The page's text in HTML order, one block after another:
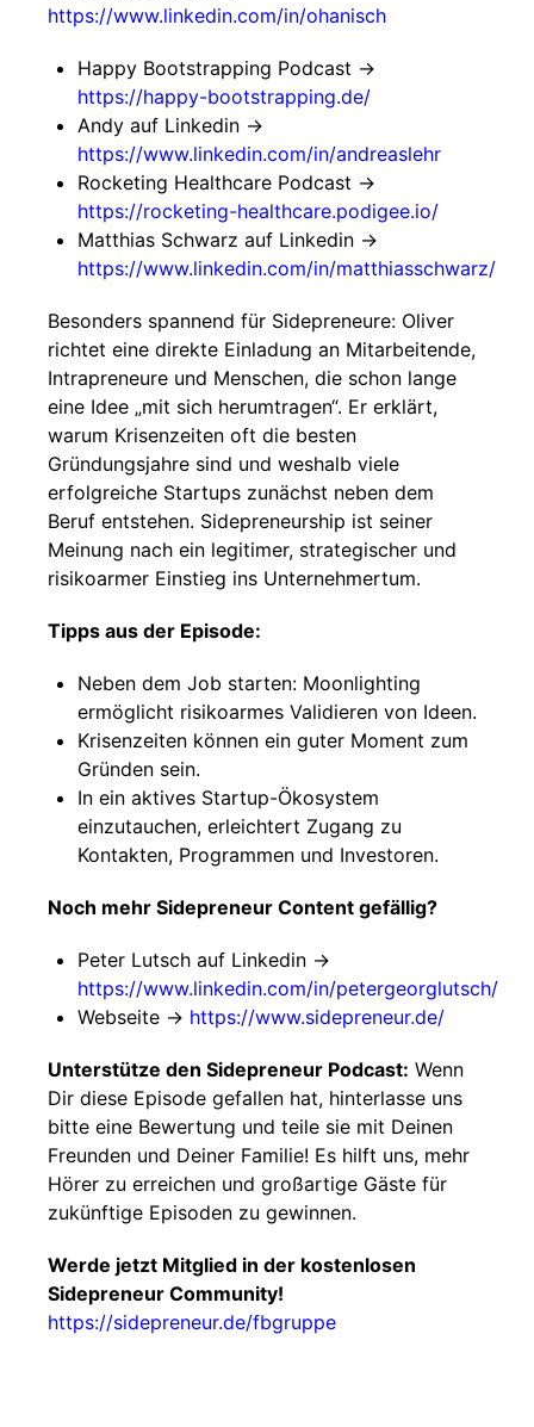
https://www.linkedin.com/in/ohanisch
Happy Bootstrapping Podcast ->
https://happy-bootstrapping.de/
Andy auf Linkedin ->
https://www.linkedin.com/in/andreaslehr
Rocketing Healthcare Podcast ->
https://rocketing-healthcare.podigee.io/
Matthias Schwarz auf Linkedin ->
https://www.linkedin.com/in/matthiasschwarz/
Besonders spannend für Sidepreneure: Oliver
richtet eine direkte Einladung an Mitarbeitende,
Intrapreneure und Menschen, die schon lange
eine Idee „mit sich herumtragen“. Er erklärt,
warum Krisenzeiten oft die besten
Gründungsjahre sind und weshalb viele
erfolgreiche Startups zunächst neben dem
Beruf entstehen. Sidepreneurship ist seiner
Meinung nach ein legitimer, strategischer und
risikoarmer Einstieg ins Unternehmertum.
Tipps aus der Episode:
Neben dem Job starten: Moonlighting
ermöglicht risikoarmes Validieren von Ideen.
Krisenzeiten können ein guter Moment zum
Gründen sein.
In ein aktives Startup-Ökosystem
einzutauchen, erleichtert Zugang zu
Kontakten, Programmen und Investoren.
Noch mehr Sidepreneur Content gefällig?
Peter Lutsch auf Linkedin ->
https://www.linkedin.com/in/petergeorglutsch/
Webseite -> https://www.sidepreneur.de/
Unterstütze den Sidepreneur Podcast: Wenn
Dir diese Episode gefallen hat, hinterlasse uns
bitte eine Bewertung und teile sie mit Deinen
Freunden und Deiner Familie! Es hilft uns, mehr
Hörer zu erreichen und großartige Gäste für
zukünftige Episoden zu gewinnen.
Werde jetzt Mitglied in der kostenlosen
Sidepreneur Community!
https://sidepreneur.de/fbgruppe